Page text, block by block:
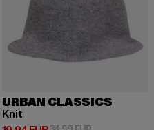
URBAN CLASSICS
Knit